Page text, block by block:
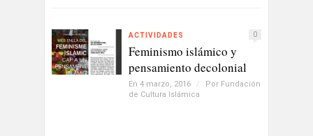
ACTIVIDADES 0
Feminismo islámico y
pensamiento decolonial
En 4 marzo, 2016 / Por Fundación
de Cultura Islámica